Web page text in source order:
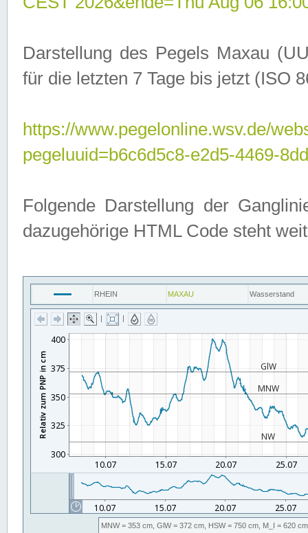
Darstellung des Pegels Maxau
für die letzten 7 Tage bis jetzt (ISO
https://www.pegelonline.wsv.de/
pegeluuid=b6c6d5c8-e2d5-4469-
Folgende Darstellung der
dazugehörige HTML Code steht